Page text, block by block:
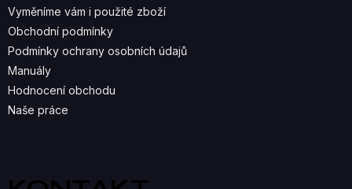
Vyměníme vám i použité zboží
Obchodní podmínky
Podmínky ochrany osobních údajů
Manuály
Hodnocení obchodu
Naše práce